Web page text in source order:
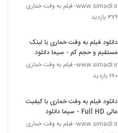
www.simadl.ir- فیلم به وقت خماری
۳۷۹ بازدید
دانلود فیلم به وقت خماری با لینک
مستقیم و حجم کم - سیما دانلود
www.simadl.ir- فیلم به وقت خماری
۲۸۰ بازدید
دانلود فیلم به وقت خماری با کیفیت
عالی Full HD - سیما دانلود
www.simadl.ir- فیلم به وقت خماری